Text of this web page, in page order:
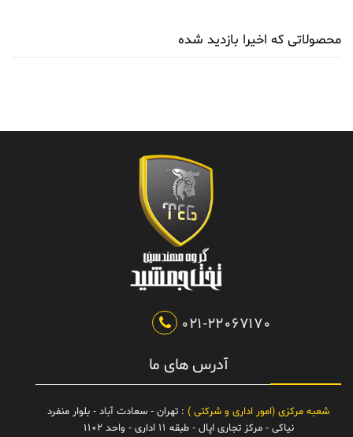
محصولاتی که اخیرا بازدید شده
021-22067170
آدرس های ما
شعبه مرکزی (امور اداری و شرکتی ) : تهران - سعادت آباد - بلوار منفرد
نیاکی - مرکز تجاری اپال - طبقه 11 اداری - واحد 1102